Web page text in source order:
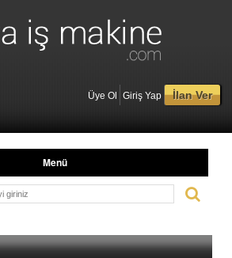
Üye Ol Giriş Yap İlan Ver
Menü